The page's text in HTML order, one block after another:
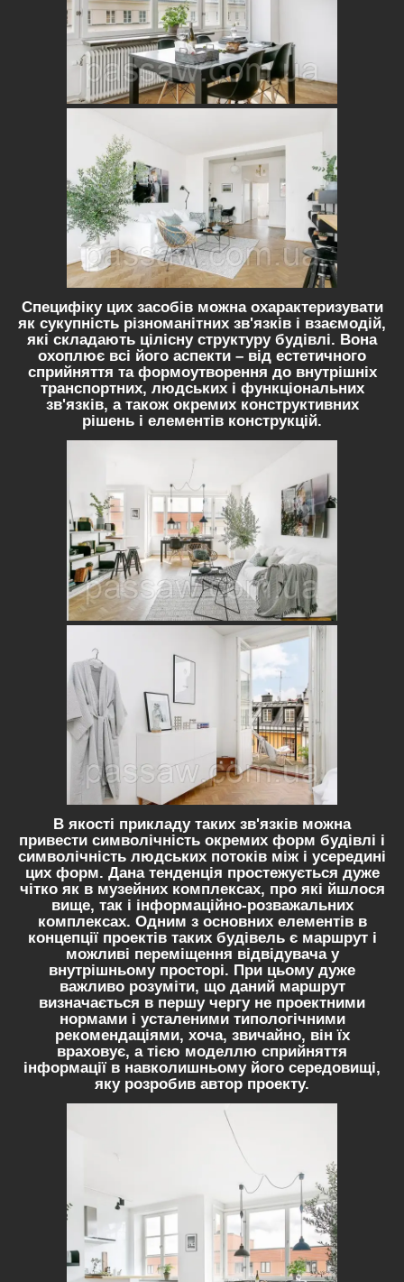
Специфіку цих засобів можна охарактеризувати
як сукупність різноманітних зв'язків і взаємодій,
які складають цілісну структуру будівлі. Вона
охоплює всі його аспекти – від естетичного
сприйняття та формоутворення до внутрішніх
транспортних, людських і функціональних
зв'язків, а також окремих конструктивних
рішень і елементів конструкцій.
В якості прикладу таких зв'язків можна
привести символічність окремих форм будівлі і
символічність людських потоків між і усередині
цих форм. Дана тенденція простежується дуже
чітко як в музейних комплексах, про які йшлося
вище, так і інформаційно-розважальних
комплексах. Одним з основних елементів в
концепції проектів таких будівель є маршрут і
можливі переміщення відвідувача у
внутрішньому просторі. При цьому дуже
важливо розуміти, що даний маршрут
визначається в першу чергу не проектними
нормами і усталеними типологічними
рекомендаціями, хоча, звичайно, він їх
враховує, а тією моделлю сприйняття
інформації в навколишньому його середовищі,
яку розробив автор проекту.